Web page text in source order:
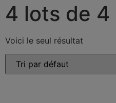
4 lots de
Voici le seul résultat